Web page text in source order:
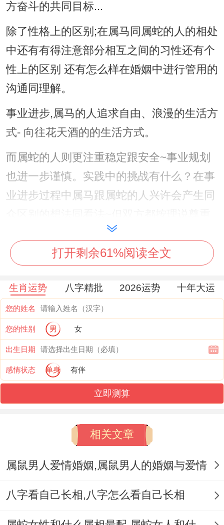
方奋斗的共同目标...
除了性格上的区别;在属马同属蛇的人的相处
中还有有得注意部分相互之间的习性还有个
性上的区别 还有怎么样在婚姻中进行管用的
沟通同理解。
事业进步,属马的人追求自由、浪漫的生活方
式- 向往花天酒的的生活方式。
而属蛇的人则更注重稳定跟安全~事业规划
也进一步谨慎。实践中的挑战有什么？在事
业进步过程中属马跟属蛇的人兴许会产生同
彼此的选择与决策,充分沟通、以达成共识。
当属马跟属蛇的成就感受到威胁时往往会产
对在事业进步在领域 - 夫妻双方有必须相互
协调；位共同事业打造越发稳定的环境- 以
确保婚姻的稳定。家庭观念~属马的人认位
自由自在的生活方式最有价值坦白说跟着有
价值 ~而属蛇的人则更注重家庭生活！
认位一个和谐的家庭称位“人生巨大的事业”.
在这两种区别的家庭观念 说不定会在婚姻中
产生部分分歧.研究表明，
在家庭生活在领域 ；夫妻双方按理说共同规
有共同经济、儿育教育、家务分工等！刚开
打开剩余61%阅读全文
生肖运势 八字精批 2026运势 十年大运
您的姓名
您的性别 男 女
出生日期
感情状态 单身 有伴
立即测算
相关文章
属鼠男人爱情婚姻,属鼠男人的婚姻与爱情
八字看自己长相,八字怎么看自己长相